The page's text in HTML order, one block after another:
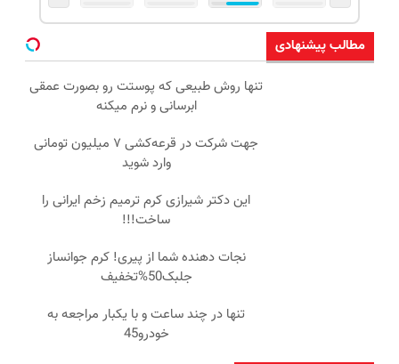
مطالب پیشنهادی
تنها روش طبیعی که پوستت رو بصورت عمقی
ابرسانی و نرم میکنه
جهت شرکت در قرعه‌کشی ۷ میلیون تومانی
وارد شوید
این دکتر شیرازی کرم ترمیم زخم ایرانی را
ساخت!!!
نجات دهنده شما از پیری! کرم جوانساز
جلبک50%تخفیف
تنها در چند ساعت و با یکبار مراجعه به
خودرو45